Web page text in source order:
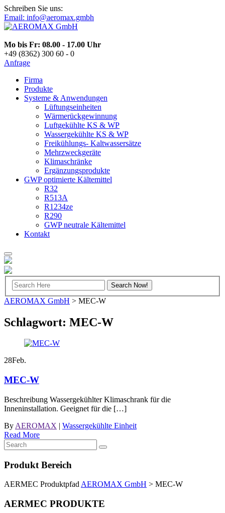
Schreiben Sie uns:
Email: info@aeromax.gmbh
Mo bis Fr: 08.00 - 17.00 Uhr
+49 (8362) 300 60 - 0
Anfrage
Firma
Produkte
Systeme & Anwendungen
Lüftungseinheiten
Wärmerückgewinnung
Luftgekühlte KS & WP
Wassergekühlte KS & WP
Freikühlungs- Kaltwassersätze
Mehrzweckgeräte
Klimaschränke
Ergänzungsprodukte
GWP optimierte Kältemittel
R32
R513A
R1234ze
R290
GWP neutrale Kältemittel
Kontakt
AEROMAX GmbH > MEC-W
Schlagwort: MEC-W
28Feb.
MEC-W
Beschreibung Wassergekühlter Klimaschrank für die
Inneninstallation. Geeignet für die […]
By AEROMAX | Wassergekühlte Einheit
Read More
Produkt Bereich
AERMEC Produktpfad AEROMAX GmbH > MEC-W
AERMEC PRODUKTE